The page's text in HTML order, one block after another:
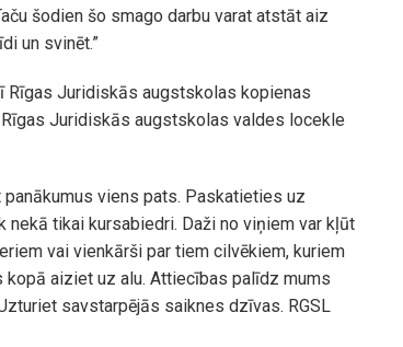
šodien šo smago darbu varat atstāt aiz
un svinēt.”
Rīgas Juridiskās augstskolas kopienas
Juridiskās augstskolas valdes locekle
viens pats. Paskatieties uz
tikai kursabiedri. Daži no viņiem var kļūt
vai vienkārši par tiem cilvēkiem, kuriem
aiziet uz alu. Attiecības palīdz mums
savstarpējās saiknes dzīvas. RGSL